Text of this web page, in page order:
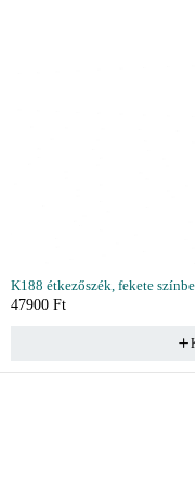
K188 étkezőszék, fekete
47900 Ft